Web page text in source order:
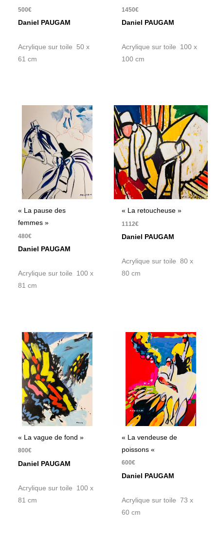
500€
Daniel PAUGAM
Acrylique sur toile 50 x
61 cm
1450€
Daniel PAUGAM
Acrylique sur toile 100 x
100 cm
« La pause des
femmes »
480€
Daniel PAUGAM
Acrylique sur toile 100 x
81 cm
« La retoucheuse »
1112€
Daniel PAUGAM
Acrylique sur toile 80 x
80 cm
« La vague de fond »
800€
Daniel PAUGAM
Acrylique sur toile 100 x
81 cm
« La vendeuse de
poissons «
600€
Daniel PAUGAM
Acrylique sur toile 73 x
60 cm